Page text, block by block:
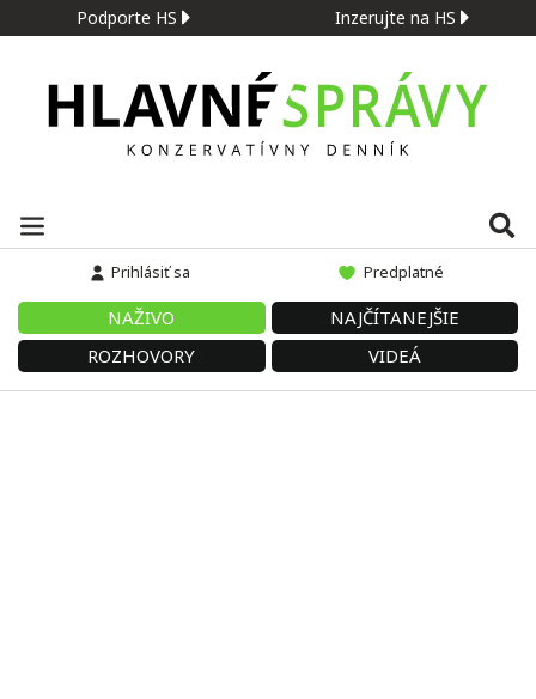
Podporte HS Inzerujte na HS
Prihlásiť sa Predplatné
NAŽIVO
NAJČÍTANEJŠIE
ROZHOVORY
VIDEÁ